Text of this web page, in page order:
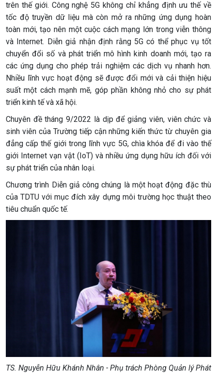
trên thế giới. Công nghệ 5G không chỉ khẳng định ưu thế về
tốc độ truyền dữ liệu mà còn mở ra những ứng dụng hoàn
toàn mới, tạo nên một cuộc cách mạng lớn trong viễn thông
và Internet. Diễn giả nhận định rằng 5G có thể phục vụ tốt
chuyển đổi số và phát triển mô hình kinh doanh mới, tạo ra
các ứng dụng cho phép trải nghiệm các dịch vụ nhanh hơn.
Nhiều lĩnh vực hoạt động sẽ được đổi mới và cải thiện hiệu
suất một cách mạnh mẽ, góp phần không nhỏ cho sự phát
triển kinh tế và xã hội.
Chuyên đề tháng 9/2022 là dịp để giảng viên, viên chức và
sinh viên của Trường tiếp cận những kiến thức từ chuyên gia
đẳng cấp thế giới trong lĩnh vực 5G, chìa khóa để đi vào thế
giới Internet vạn vật (IoT) và nhiều ứng dụng hữu ích đối với
sự phát triển của nhân loại.
Chương trình Diễn giả công chúng là một hoạt động đặc thù
của TDTU với mục đích xây dựng môi trường học thuật theo
tiêu chuẩn quốc tế.
TS. Nguyễn Hữu Khánh Nhân - Phụ trách Phòng Quản lý Phát